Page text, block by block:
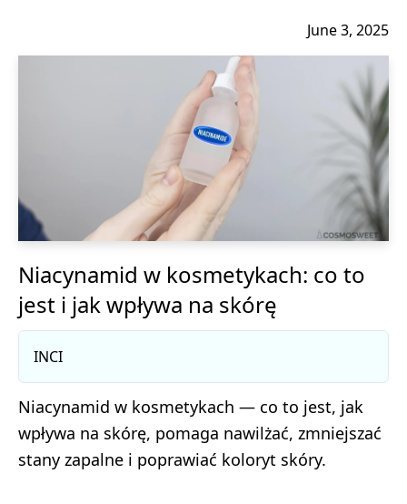
June 3, 2025
Niacynamid w kosmetykach: co to
jest i jak wpływa na skórę
INCI
Niacynamid w kosmetykach — co to jest, jak
wpływa na skórę, pomaga nawilżać, zmniejszać
stany zapalne i poprawiać koloryt skóry.